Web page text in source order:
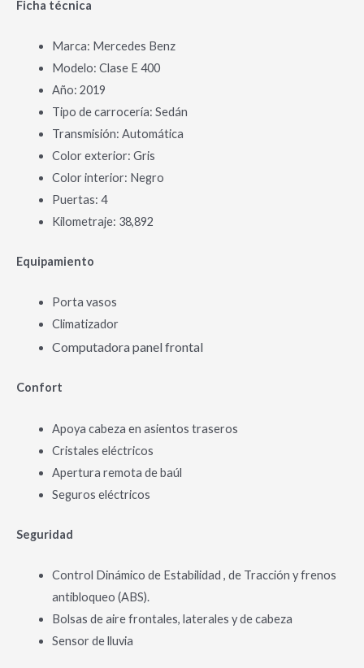
Ficha técnica
Marca: Mercedes Benz
Modelo: Clase E 400
Año: 2019
Tipo de carrocería: Sedán
Transmisión: Automática
Color exterior: Gris
Color interior: Negro
Puertas: 4
Kilometraje: 38,892
Equipamiento
Porta vasos
Climatizador
Computadora panel frontal
Confort
Apoya cabeza en asientos traseros
Cristales eléctricos
Apertura remota de baúl
Seguros eléctricos
Seguridad
Control Dinámico de Estabilidad , de Tracción y frenos
antibloqueo (ABS).
Bolsas de aire frontales, laterales y de cabeza
Sensor de lluvia